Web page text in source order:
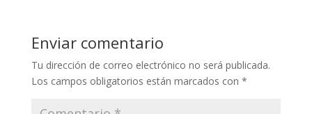
Enviar comentario
Tu dirección de correo electrónico no será publicada.
Los campos obligatorios están marcados con *